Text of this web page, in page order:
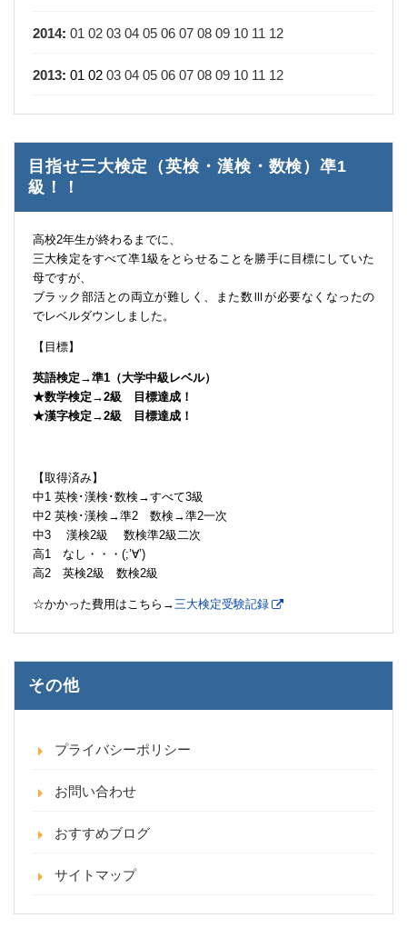
2014: 01 02 03 04 05 06 07 08 09 10 11 12
2013: 01 02 03 04 05 06 07 08 09 10 11 12
目指せ三大検定（英検・漢検・数検）凖1
級！！
高校2年生が終わるまでに、
三大検定をすべて凖1級をとらせることを勝手に目標にしていた
母ですが、
ブラック部活との両立が難しく、また数Ⅲが必要なくなったの
でレベルダウンしました。
【目標】
英語検定→準1（大学中級レベル）
★数学検定→2級 目標達成！
★漢字検定→2級 目標達成！
【取得済み】
中1 英検･漢検･数検→すべて3級
中2 英検･漢検→準2 数検→準2一次
中3 漢検2級 数検準2級二次
高1 なし・・・(;’∀’)
高2 英検2級 数検2級
☆かかった費用はこちら→ 三大検定受験記録
その他
プライバシーポリシー
お問い合わせ
おすすめブログ
サイトマップ